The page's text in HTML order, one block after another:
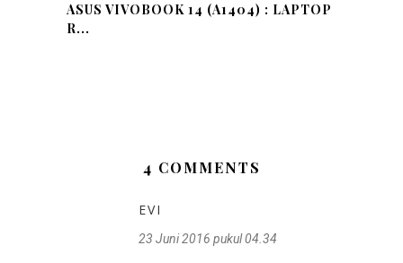
ASUS VIVOBOOK 14 (A1404) : LAPTOP
R...
4 COMMENTS
EVI
23 Juni 2016 pukul 04.34